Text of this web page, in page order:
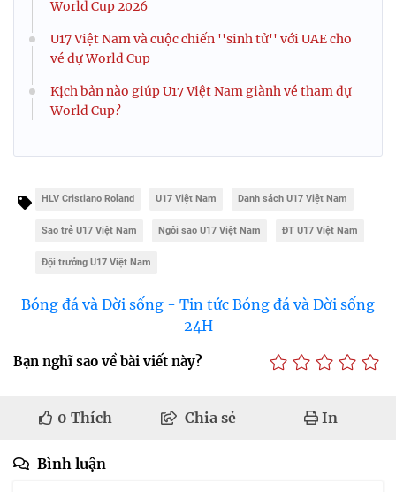
World Cup 2026
U17 Việt Nam và cuộc chiến ''sinh tử'' với UAE cho
vé dự World Cup
Kịch bản nào giúp U17 Việt Nam giành vé tham dự
World Cup?
HLV Cristiano Roland U17 Việt Nam Danh sách U17 Việt Nam
Sao trẻ U17 Việt Nam Ngôi sao U17 Việt Nam ĐT U17 Việt Nam
Đội trưởng U17 Việt Nam
Bóng đá và Đời sống - Tin tức Bóng đá và Đời sống
24H
Bạn nghĩ sao về bài viết này?
0 Thích Chia sẻ In
Bình luận